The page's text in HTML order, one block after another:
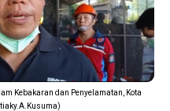
Kebakaran dan Penyelamatan, Kota